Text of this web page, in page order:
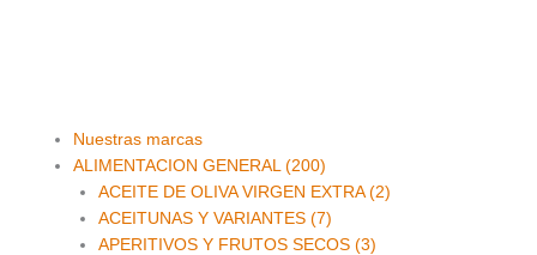
Main
Menu
Nuestras marcas
ALIMENTACION GENERAL (200)
ACEITE DE OLIVA VIRGEN EXTRA (2)
ACEITUNAS Y VARIANTES (7)
APERITIVOS Y FRUTOS SECOS (3)